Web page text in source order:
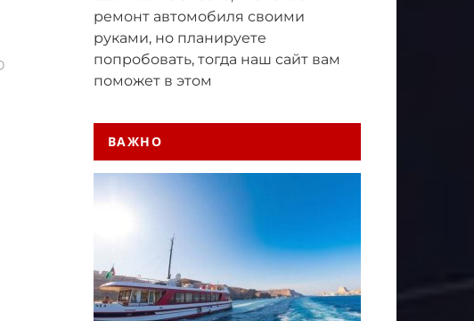
ремонт автомобиля своими
руками, но планируете
попробовать, тогда наш сайт вам
поможет в этом
ВАЖНО